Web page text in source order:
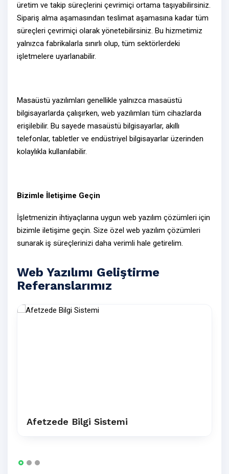
üretim ve takip süreçlerini çevrimiçi ortama taşıyabilirsiniz.
Sipariş alma aşamasından teslimat aşamasına kadar tüm
süreçleri çevrimiçi olarak yönetebilirsiniz. Bu hizmetimiz
yalnızca fabrikalarla sınırlı olup, tüm sektörlerdeki
işletmelere uyarlanabilir.
Masaüstü yazılımları genellikle yalnızca masaüstü
bilgisayarlarda çalışırken, web yazılımları tüm cihazlarda
erişilebilir. Bu sayede masaüstü bilgisayarlar, akıllı
telefonlar, tabletler ve endüstriyel bilgisayarlar üzerinden
kolaylıkla kullanılabilir.
Bizimle İletişime Geçin
İşletmenizin ihtiyaçlarına uygun web yazılım çözümleri için
bizimle iletişime geçin. Size özel web yazılım çözümleri
sunarak iş süreçlerinizi daha verimli hale getirelim.
Web Yazılımı Geliştirme
Referanslarımız
Afetzede Bilgi Sistemi